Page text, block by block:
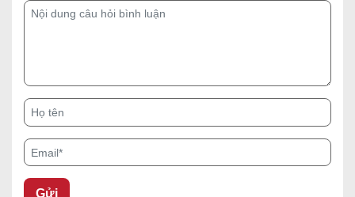
Nội dung câu hỏi bình luận
Họ tên
Email*